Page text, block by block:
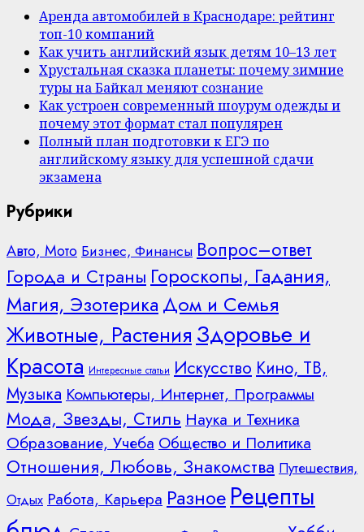
Аренда автомобилей в Краснодаре: рейтинг
топ-10 компаний
Как учить английский язык детям 10–13 лет
Хрустальная сказка планеты: почему зимние
туры на Байкал меняют сознание
Как устроен современный шоурум одежды и
почему этот формат стал популярен
Полный план подготовки к ЕГЭ по
английскому языку для успешной сдачи
экзамена
Рубрики
Авто, МотоБизнес, Финансы Вопрос–ответ
Города и Страны Гороскопы, Гадания,
Магия, Эзотерика Дом и Семья
Животные, Растения Здоровье и
Красота Интересные статьи Искусство Кино, ТВ,
Музыка Компьютеры, Интернет, Программы
Мода, Звезды, Стиль Наука и Техника
Образование, Учеба Общество и Политика
Отношения, Любовь, Знакомства Путешествия,
Отдых Работа, Карьера Разное Рецепты